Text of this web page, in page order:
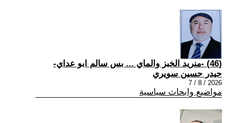
(46) -منريد الخبز والماي ... بس سالم ابو عداي-
حيدر حسين سويري
2026 / 8 / 7
مواضيع وابحاث سياسية